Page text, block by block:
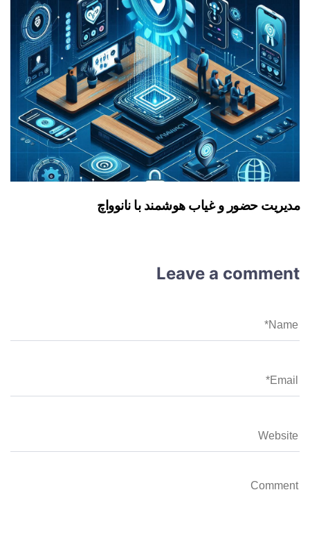
مدیریت حضور و غیاب هوشمند با نانوواچ
Leave a comment